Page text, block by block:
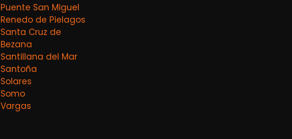
Puente San Miguel
Renedo de Pielagos
Santa Cruz de
Bezana
Santillana del Mar
Santoña
Solares
Somo
Vargas